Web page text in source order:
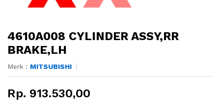
4610A008 CYLINDER ASSY,RR
BRAKE,LH
Merk : MITSUBISHI
Rp. 913.530,00